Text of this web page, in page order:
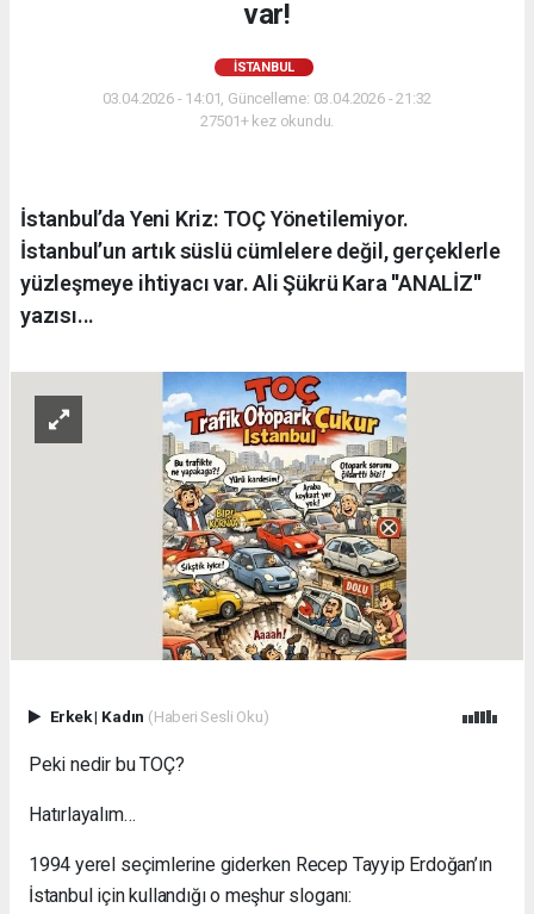
var!
İSTANBUL
03.04.2026 - 14:01, Güncelleme: 03.04.2026 - 21:32
27501+ kez okundu.
İstanbul’da Yeni Kriz: TOÇ Yönetilemiyor.
İstanbul’un artık süslü cümlelere değil, gerçeklerle
yüzleşmeye ihtiyacı var. Ali Şükrü Kara ''ANALİZ''
yazısı...
Erkek| Kadın (Haberi Sesli Oku)
Peki nedir bu TOÇ?
Hatırlayalım…
1994 yerel seçimlerine giderken Recep Tayyip Erdoğan’ın
İstanbul için kullandığı o meşhur sloganı: